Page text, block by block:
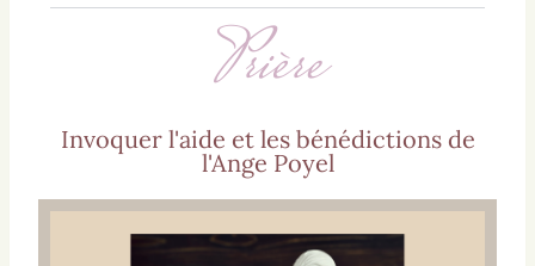
Prière
Invoquer l'aide et les bénédictions de
l'Ange Poyel